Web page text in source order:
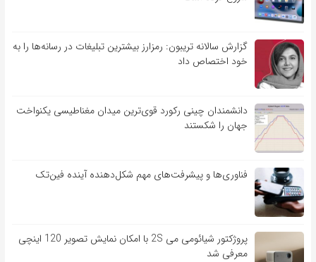
گزارش سالانه تریبون: رمزارز بیشترین تبلیغات در رسانه‌ها را به
خود اختصاص داد
دانشمندان چینی رکورد قوی‌ترین میدان مغناطیسی یکنواخت
جهان را شکستند
فناوری‌ها و پیشرفت‌های مهم شکل‌دهنده آینده فین‌تک
پروژکتور شیائومی می 2S با امکان نمایش تصویر 120 اینچی
معرفی شد